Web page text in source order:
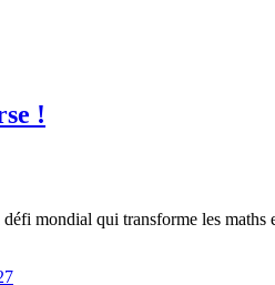
!
mondial qui transforme les maths